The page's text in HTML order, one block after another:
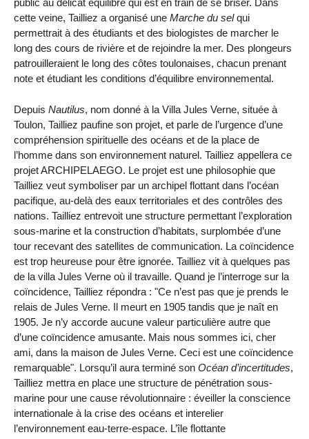
cette veine, Tailliez a organisé une Marche du selqui
permettrait à des étudiants et des biologistes de marcher le
long des cours de rivière et de rejoindre la mer. Des plongeurs
patrouilleraient le long des côtes toulonaises, chacun prenant
note et étudiant les conditions d’équilibre environnemental.
Depuis Nautilus, nom donné à la Villa Jules Verne, située à
Toulon, Tailliez paufine son projet, et parle de l’urgence d’une
compréhension spirituelle des océans et de la place de
l’homme dans son environnement naturel. Tailliez appellera ce
projet ARCHIPELAEGO. Le projet est une philosophie que
Tailliez veut symboliser par un archipel flottant dans l’océan
pacifique, au-delà des eaux territoriales et des contrôles des
nations. Tailliez entrevoit une structure permettant l’exploration
sous-marine et la construction d’habitats, surplombée d’une
tour recevant des satellites de communication. La coïncidence
est trop heureuse pour être ignorée. Tailliez vit à quelques pas
de la villa Jules Verne où il travaille. Quand je l’interroge sur la
coïncidence, Tailliez répondra : "Ce n’est pas que je prends le
relais de Jules Verne. Il meurt en 1905 tandis que je naît en
1905. Je n’y accorde aucune valeur particulière autre que
d’une coïncidence amusante. Mais nous sommes ici, cher
ami, dans la maison de Jules Verne. Ceci est une coïncidence
remarquable". Lorsqu’il aura terminé son Océan d’incertitudes,
Tailliez mettra en place une structure de pénétration sous-
marine pour une cause révolutionnaire : éveiller la conscience
internationale à la crise des océans et interelier
l’environnement eau-terre-espace. L’île flottante